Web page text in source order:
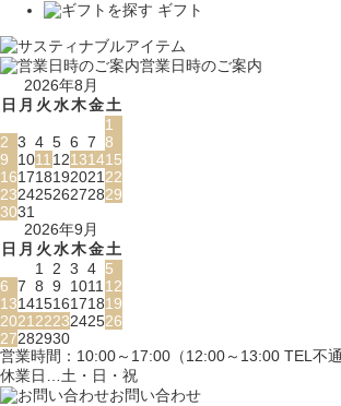
ギフト
営業日時のご案内
2026年8月
日 月 火水木金土
1
2 3 4 5 6 7 8
9
101112131415
16171819202122
23242526272829
3031
2026年9月
日 月 火水木金土
1 2 3 4 5
6 7 8 9 101112
13141516171819
20212223242526
27282930
営業時間：10:00～17:00（12:00～13:00 TEL不通
休業日…土・日・祝
お問い合わせ